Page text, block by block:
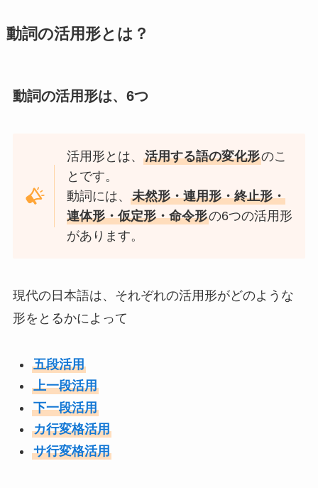
動詞の活用形とは？
動詞の活用形は、6つ
活用形とは、活用する語の変化形のこ
とです。
動詞には、未然形・連用形・終止形・
連体形・仮定形・命令形の6つの活用形
があります。
現代の日本語は、それぞれの活用形がどのような
形をとるかによって
五段活用
上一段活用
下一段活用
カ行変格活用
サ行変格活用